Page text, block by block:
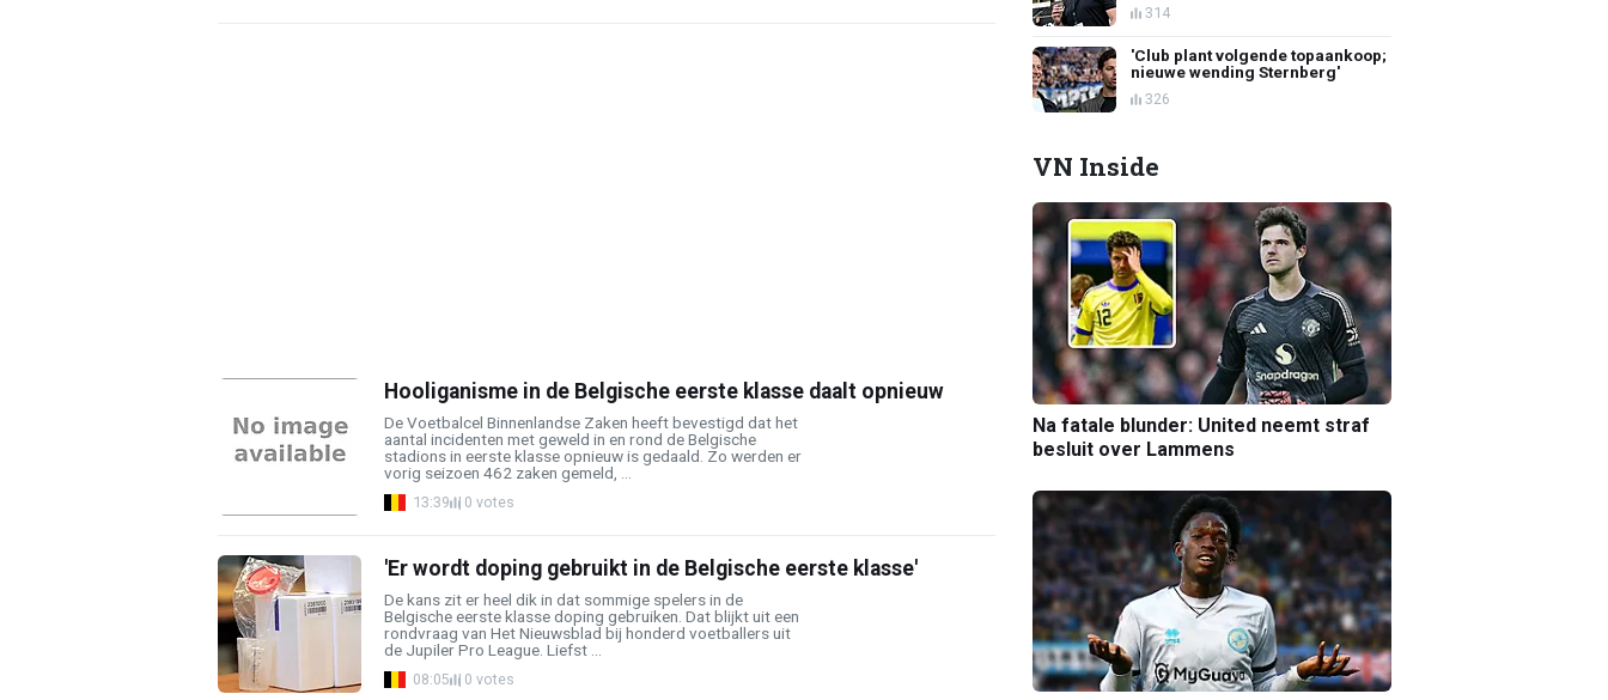
Hooliganisme in de Belgische eerste klasse daalt opnieuw
De Voetbalcel Binnenlandse Zaken heeft bevestigd dat het
aantal incidenten met geweld in en rond de Belgische
stadions in eerste klasse opnieuw is gedaald. Zo werden er
vorig seizoen 462 zaken gemeld, ...
13:39 0 votes
'Er wordt doping gebruikt in de Belgische eerste klasse'
De kans zit er heel dik in dat sommige spelers in de
Belgische eerste klasse doping gebruiken. Dat blijkt uit een
rondvraag van Het Nieuwsblad bij honderd voetballers uit
de Jupiler Pro League. Liefst ...
08:05 0 votes
314
'Club plant volgende topaankoop;
nieuwe wending Sternberg'
326
VN Inside
Na fatale blunder: United neemt straf
besluit over Lammens